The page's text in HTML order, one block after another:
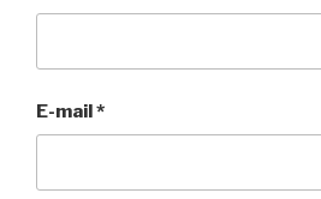
E-mail*